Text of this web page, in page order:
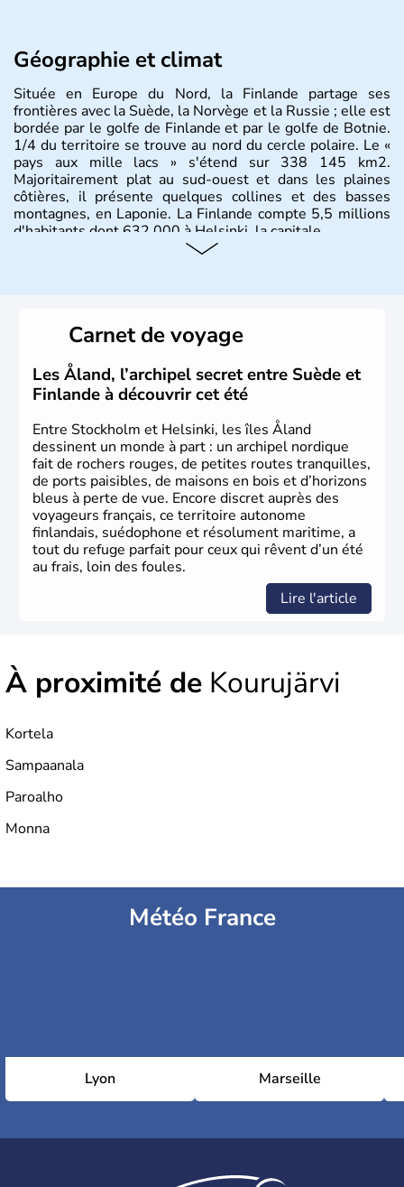
Géographie et climat
Située en Europe du Nord, la Finlande partage ses
frontières avec la Suède, la Norvège et la Russie ; elle est
bordée par le golfe de Finlande et par le golfe de Botnie.
1/4 du territoire se trouve au nord du cercle polaire. Le «
pays aux mille lacs » s'étend sur 338 145 km2.
Majoritairement plat au sud-ouest et dans les plaines
côtières, il présente quelques collines et des basses
montagnes, en Laponie. La Finlande compte 5,5 millions
d'habitants dont 632 000 à Helsinki, la capitale.
Carnet de voyage
Les Åland, l’archipel secret entre Suède et
Finlande à découvrir cet été
Entre Stockholm et Helsinki, les îles Åland
dessinent un monde à part : un archipel nordique
fait de rochers rouges, de petites routes tranquilles,
de ports paisibles, de maisons en bois et d’horizons
bleus à perte de vue. Encore discret auprès des
voyageurs français, ce territoire autonome
finlandais, suédophone et résolument maritime, a
tout du refuge parfait pour ceux qui rêvent d’un été
au frais, loin des foules.
Lire l'article
À proximité de Kourujärvi
Kortela
Sampaanala
Paroalho
Monna
Météo France
Lyon Marseille